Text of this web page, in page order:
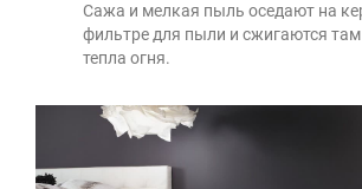
Сажа и мелкая пыль оседают на
фильтре для пыли и сжигаются
тепла огня.